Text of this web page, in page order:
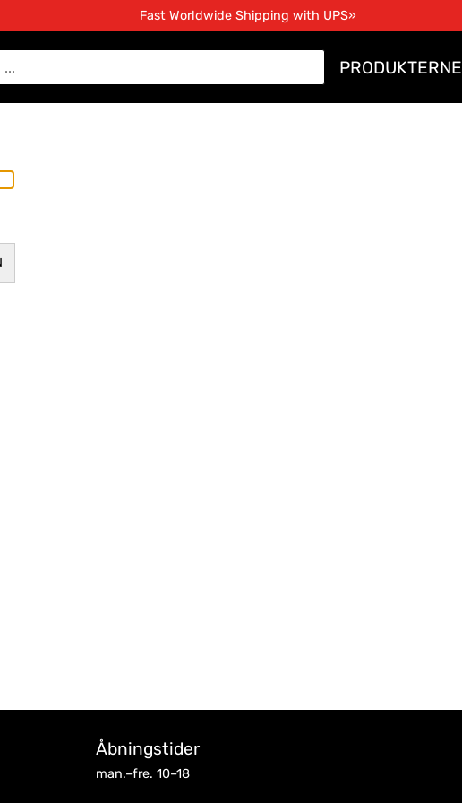
Fast Worldwide Shipping with UPS»
PRODUKTERNE
Åbningstider
man.–fre. 10–18